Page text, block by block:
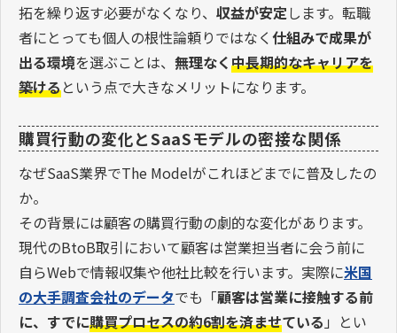
拓を繰り返す必要がなくなり、 収益が安定 します。転職
者にとっても個人の根性論頼りではなく 仕組みで成果が
出る環境を選ぶことは、 無理なく中長期的なキャリアを
築けるという点で大きなメリットになります。
購買行動の変化とSaaSモデルの密接な関係
なぜSaaS業界でThe Modelがこれほどまでに普及したの
か。
その背景には顧客の購買行動の劇的な変化があります。
現代のBtoB取引において顧客は営業担当者に会う前に
自らWebで情報収集や他社比較を行います。実際に米国
の大手調査会社のデータでも「顧客は営業に接触する前
に、すでに購買プロセスの約6割を済ませている 」とい